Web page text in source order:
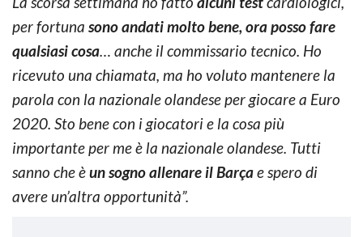
per fortuna sono andati molto bene, ora posso fare
qualsiasi cosa… anche il commissario tecnico. Ho
ricevuto una chiamata, ma ho voluto mantenere la
parola con la nazionale olandese per giocare a Euro
2020. Sto bene con i giocatori e la cosa più
importante per me è la nazionale olandese. Tutti
sanno che èun sogno allenare il Barçae spero di
avere un’altra opportunità”.